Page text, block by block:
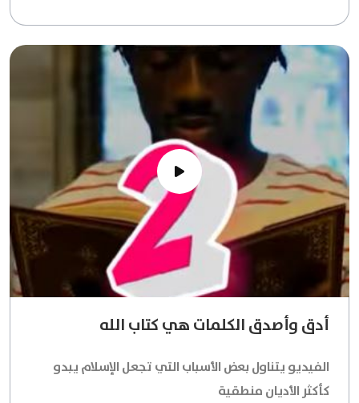
أدق وأصدق الكلمات هي كتاب الله
الفيديو يتناول بعض الأسباب التي تجعل الإسلام يبدو
كأكثر الأديان منطقية